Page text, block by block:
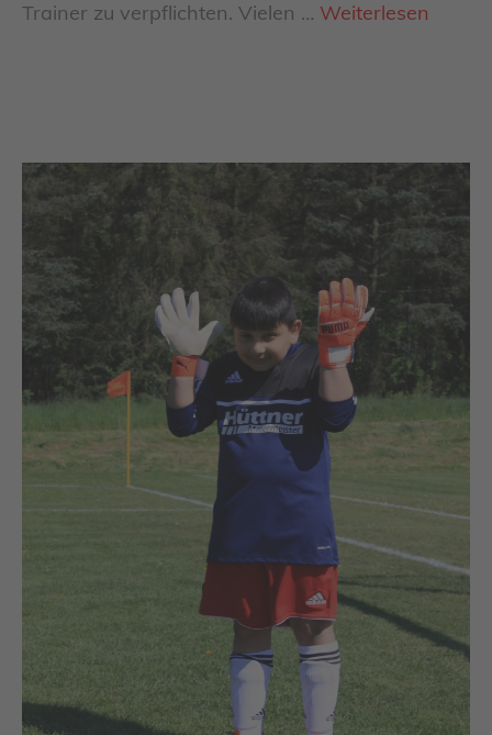
Trainer zu verpflichten. Vielen … Weiterlesen